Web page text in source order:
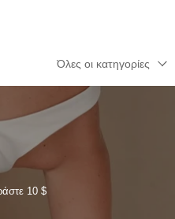
Όλες οι κατηγορίες
10 $